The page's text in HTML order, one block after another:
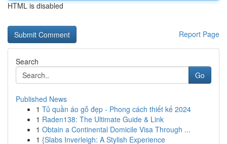
HTML is disabled
Report Page
Search
Go
Published News
1 Tủ quần áo gỗ đẹp - Phong cách thiết kế 2024
1 Raden138: The Ultimate Guide & Link
1 Obtain a Continental Domicile Visa Through ...
1 {Slabs Inverleigh: A Stylish Experience